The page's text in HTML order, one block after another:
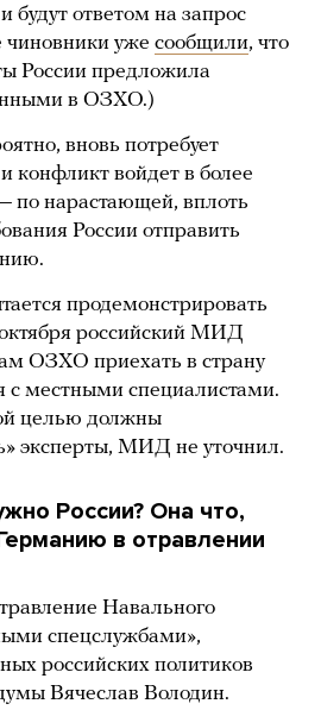
будут ответом на запрос
чиновники уже сообщили, что
России предложила
в ОЗХО.)
вновь потребует
конфликт войдет в более
по нарастающей, вплоть
России отправить
продемонстрировать
российский МИД
ОЗХО приехать в страну
с местными специалистами.
целью должны
эксперты, МИД не уточнил.
России? Она что,
в отравлении
Навального
спецслужбами»,
российских политиков
Вячеслав Володин.